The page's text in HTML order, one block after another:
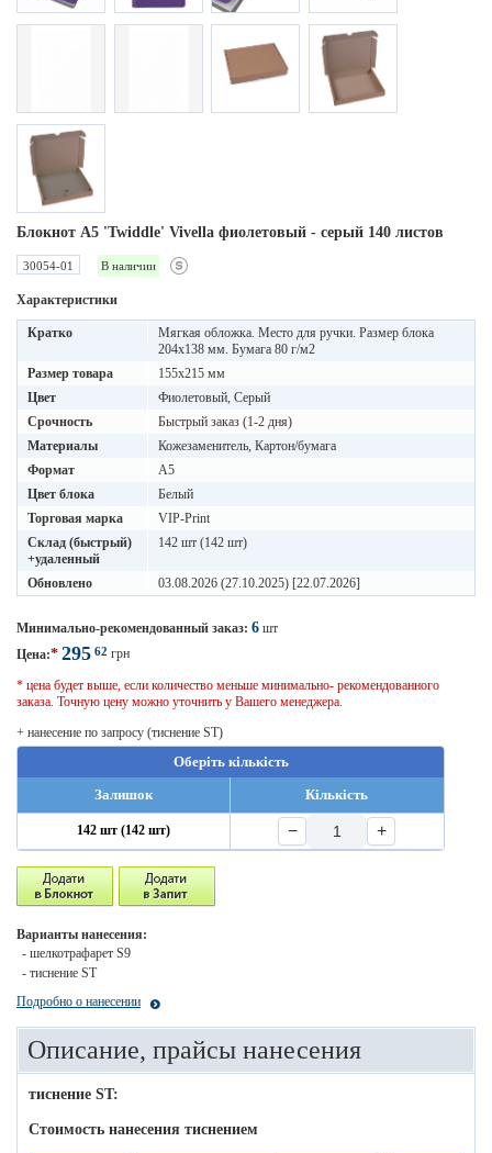
Блокнот А5 'Twiddle' Vivella фиолетовый - серый 140 листов
30054-01 В наличии
Характеристики
Кратко
Мягкая обложка. Место для ручки. Размер блока
204х138 мм. Бумага 80 г/м2
Размер товара
155х215 мм
Цвет
Фиолетовый, Серый
Срочность
Быстрый заказ (1-2 дня)
Материалы
Кожезаменитель, Картон/бумага
Формат
A5
Цвет блока
Белый
Торговая марка
VIP-Print
Склад (быстрый)
+удаленный
142 шт (142 шт)
Обновлено 03.08.2026 (27.10.2025) [22.07.2026]
Минимально-рекомендованный заказ: 6 шт
Цена:* 295 62 грн
* цена будет выше, если количество меньше минимально- рекомендованного
заказа. Точную цену можно уточнить у Вашего менеджера.
+ нанесение по запросу (тиснение ST)
Оберіть кількість
Залишок
Кількість
142 шт (142 шт) − +
Варианты нанесения:
- шелкотрафарет S9
- тиснение ST
Подробно о нанесении
Описание, прайсы нанесения
тиснение ST:
Стоимость нанесения тиснением